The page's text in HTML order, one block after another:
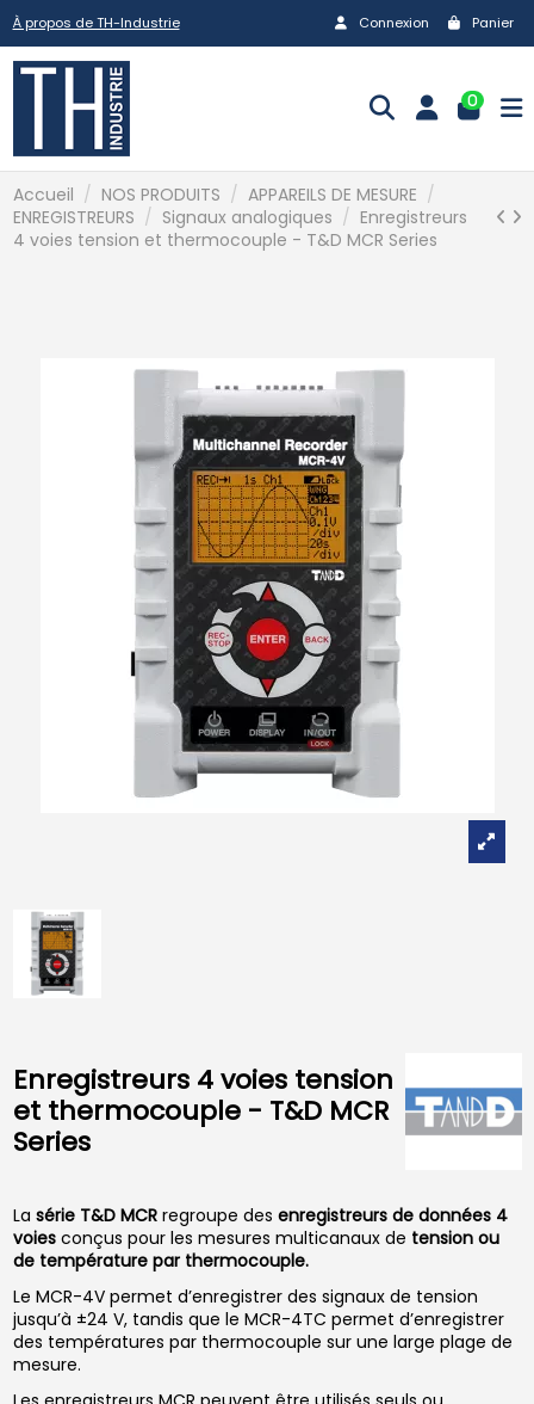
À propos de TH-Industrie Connexion Panier
0
Accueil NOS PRODUITS
APPAREILS DE MESURE
ENREGISTREURS
Signaux analogiques
Enregistreurs
4 voies tension et thermocouple - T&D MCR Series
Enregistreurs 4 voies tension
et thermocouple - T&D MCR
Series
La série T&D MCRregroupe des enregistreurs de données 4
voiesconçus pour les mesures multicanaux de tension ou
de température par thermocouple.
Le MCR-4V permet d’enregistrer des signaux de tension
jusqu’à ±24 V, tandis que le MCR-4TC permet d’enregistrer
des températures par thermocouple sur une large plage de
mesure.